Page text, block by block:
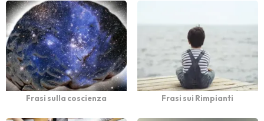
Frasi sulla coscienza Frasi sui Rimpianti